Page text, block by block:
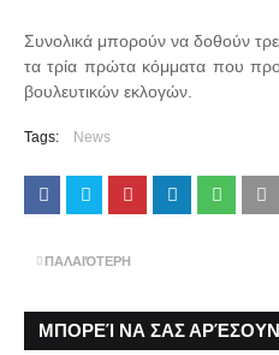
Συνολικά μπορούν να δοθούν
τα τρία πρώτα κόμματα που
βουλευτικών εκλογών.
Tags: News
ΠΑΛΑΙΌΤΕΡΗ
ΜΠΟΡΕΊ ΝΑ ΣΑΣ